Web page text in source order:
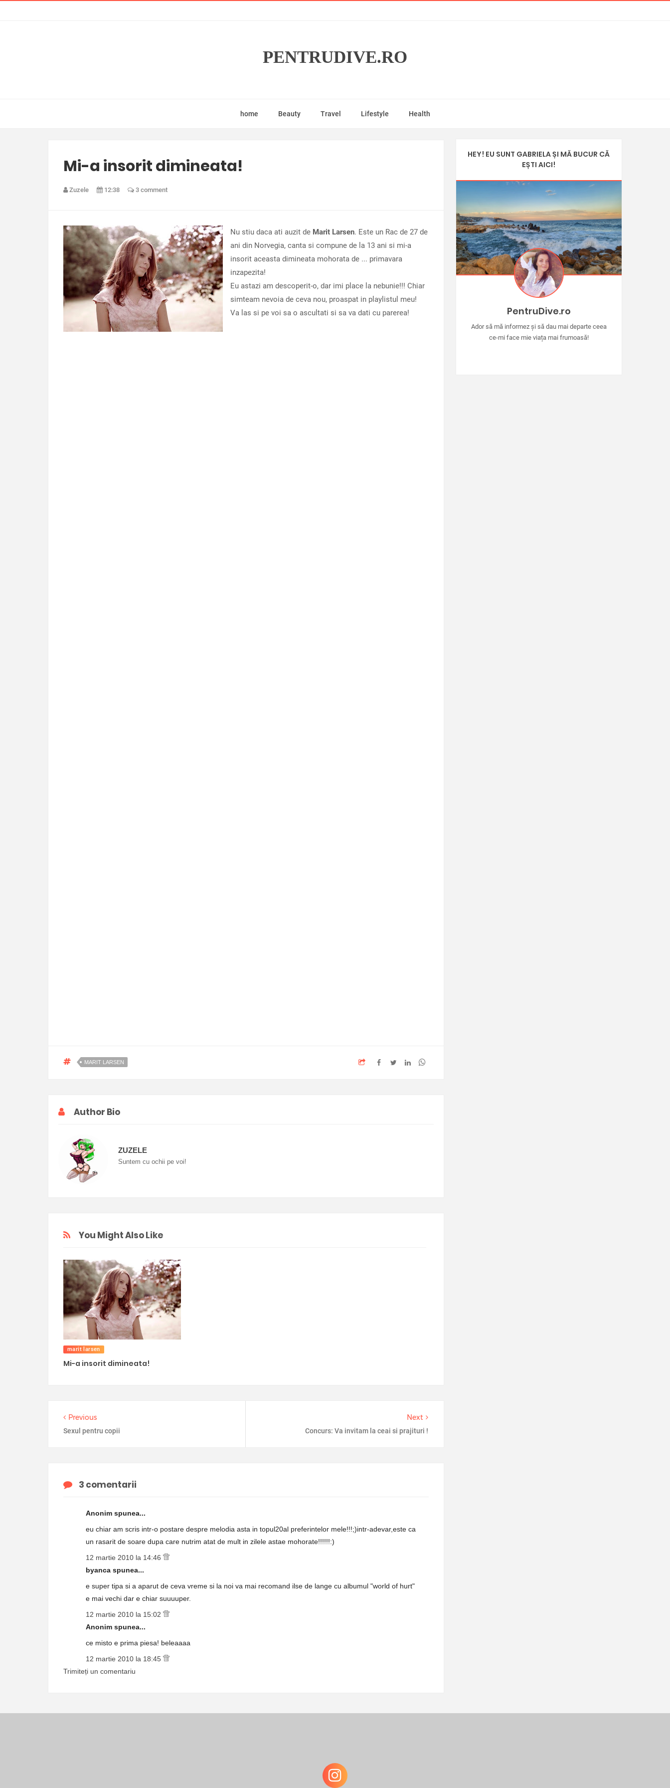
PENTRUDIVE.RO
home Beauty Travel Lifestyle Health
Mi-a insorit dimineata!
Zuzele 12:38 3 comment
Nu stiu daca ati auzit de Marit Larsen. Este un Rac de 27 de
ani din Norvegia, canta si compune de la 13 ani si mi-a
insorit aceasta dimineata mohorata de ... primavara
inzapezita!
Eu astazi am descoperit-o, dar imi place la nebunie!!! Chiar
simteam nevoia de ceva nou, proaspat in playlistul meu!
Va las si pe voi sa o ascultati si sa va dati cu parerea!
MARIT LARSEN
Author Bio
ZUZELE
Suntem cu ochii pe voi!
You Might Also Like
marit larsen
Mi-a insorit dimineata!
Next
Concurs: Va invitam la ceai si prajituri !
Previous
Sexul pentru copii
3 comentarii
Anonim spunea...
eu chiar am scris intr-o postare despre melodia asta in topul20al preferintelor mele!!!;)intr-adevar,este ca
un rasarit de soare dupa care nutrim atat de mult in zilele astae mohorate!!!!!!:)
12 martie 2010 la 14:46
byanca spunea...
e super tipa si a aparut de ceva vreme si la noi va mai recomand ilse de lange cu albumul "world of hurt"
e mai vechi dar e chiar suuuuper.
12 martie 2010 la 15:02
Anonim spunea...
ce misto e prima piesa! beleaaaa
12 martie 2010 la 18:45
Trimiteți un comentariu
HEY! EU SUNT GABRIELA ȘI MĂ BUCUR CĂ
EȘTI AICI!
PentruDive.ro
Ador să mă informez și să dau mai departe ceea
ce-mi face mie viața mai frumoasă!